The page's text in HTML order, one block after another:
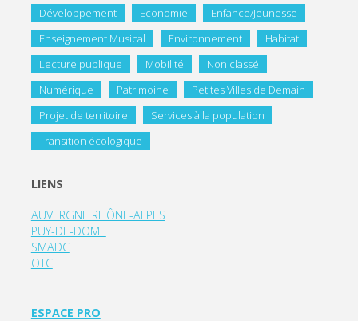
Développement
Economie
Enfance/Jeunesse
Enseignement Musical
Environnement
Habitat
Lecture publique
Mobilité
Non classé
Numérique
Patrimoine
Petites Villes de Demain
Projet de territoire
Services à la population
Transition écologique
LIENS
AUVERGNE RHÔNE-ALPES
PUY-DE-DOME
SMADC
OTC
ESPACE PRO